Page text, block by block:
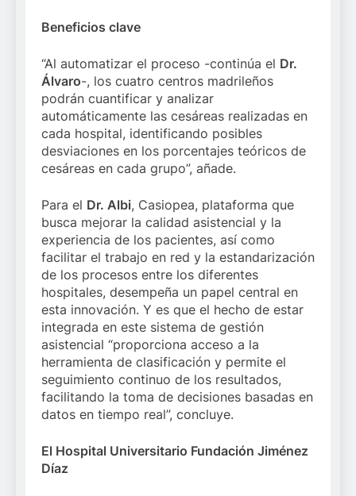
Beneficios clave
“Al automatizar el proceso -continúa el Dr.
Álvaro-, los cuatro centros madrileños
podrán cuantificar y analizar
automáticamente las cesáreas realizadas en
cada hospital, identificando posibles
desviaciones en los porcentajes teóricos de
cesáreas en cada grupo”, añade.
Para el Dr. Albi, Casiopea, plataforma que
busca mejorar la calidad asistencial y la
experiencia de los pacientes, así como
facilitar el trabajo en red y la estandarización
de los procesos entre los diferentes
hospitales, desempeña un papel central en
esta innovación. Y es que el hecho de estar
integrada en este sistema de gestión
asistencial “proporciona acceso a la
herramienta de clasificación y permite el
seguimiento continuo de los resultados,
facilitando la toma de decisiones basadas en
datos en tiempo real”, concluye.
El Hospital Universitario Fundación Jiménez
Díaz